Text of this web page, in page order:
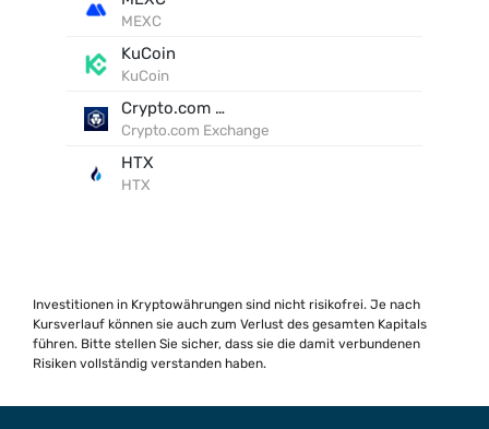
MEXC
KuCoin
KuCoin
Crypto.com Exchange
Crypto.com Exchange
HTX
HTX
Investitionen in Kryptowährungen sind nicht risikofrei. Je nach
Kursverlauf können sie auch zum Verlust des gesamten Kapitals
führen. Bitte stellen Sie sicher, dass sie die damit verbundenen
Risiken vollständig verstanden haben.